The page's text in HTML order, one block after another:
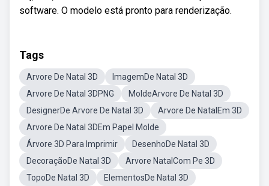
software. O modelo está pronto para renderização.
Tags
Arvore De Natal 3D
ImagemDe Natal 3D
Arvore De Natal 3DPNG
MoldeArvore De Natal 3D
DesignerDe Arvore De Natal 3D
Arvore De NatalEm 3D
Arvore De Natal 3DEm Papel Molde
Árvore 3D Para Imprimir
DesenhoDe Natal 3D
DecoraçãoDe Natal 3D
Arvore NatalCom Pe 3D
TopoDe Natal 3D
ElementosDe Natal 3D